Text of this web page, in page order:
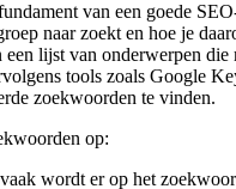
van een goede
naar zoekt en hoe je
een lijst van onderwerpen
tools zoals Google
zoekwoorden te vinden.
op:
wordt er op het